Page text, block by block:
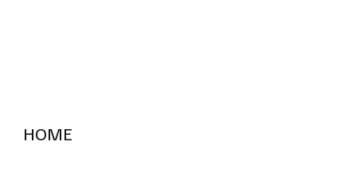
HOME